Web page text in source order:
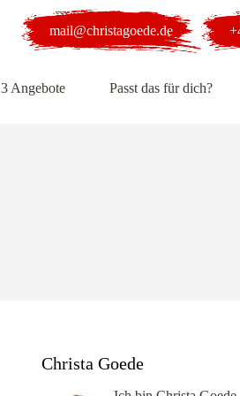
mail@christagoede.de
3 Angebote Passt das für dich?
Christa Goede